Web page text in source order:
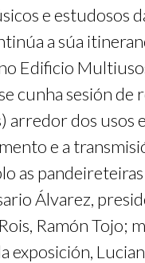
e estudosos
a súa
Edificio
cunha sesión de
arredor dos usos
e a
as pandeireteiras
Álvarez,
Ramón Tojo;
exposición,